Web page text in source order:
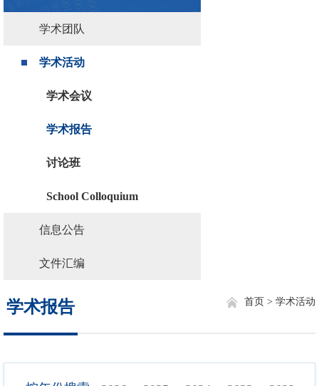
学术团队
学术活动
学术会议
学术报告
讨论班
School Colloquium
信息公告
文件汇编
学术报告 学术活动
首页 >